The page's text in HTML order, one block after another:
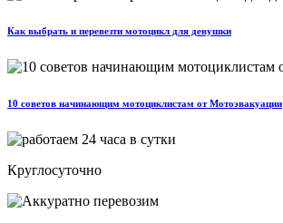
Как выбрать и перевезти мотоцикл для девушки
10 советов начинающим мотоциклистам от Мотоэвакуации
Круглосуточно